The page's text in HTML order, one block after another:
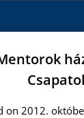
on 2012.